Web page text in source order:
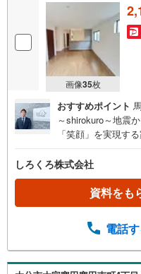
画像35枚
おすすめポイント
～shirokuro～地震
「笑顔」を実現す
様のご都合に合わ
震の揺れを吸収す
3級』取得あなた
築建売住宅 大分
のある方、他社で
しろくろ株式会社
資料をも
電話